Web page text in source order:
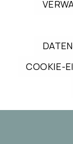
COOKIE-